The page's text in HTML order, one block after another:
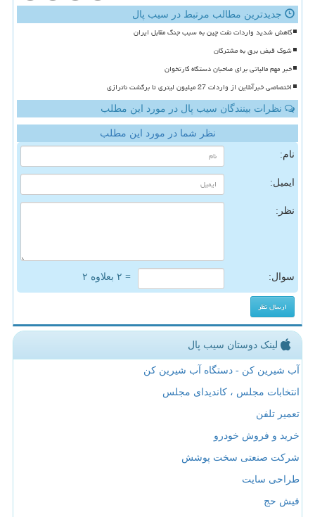
جدیدترین مطالب مرتبط در سیب پال
کاهش شدید واردات نفت چین به سبب جنگ مقابل ایران
شوک قبض برق به مشترکان
خبر مهم مالیاتی برای صاحبان دستگاه کارتخوان
اختصاصی خبرآنلاین از واردات 27 میلیون لیتری تا برگشت ناترازی
نظرات بینندگان سیب پال در مورد این مطلب
نظر شما در مورد این مطلب
نام:
ایمیل:
نظر:
سوال: = ۲ بعلاوه ۲
لینک دوستان سیب پال
آب شیرین کن - دستگاه آب شیرین کن
انتخابات مجلس ، کاندیدای مجلس
تعمیر تلفن
خرید و فروش خودرو
شرکت صنعتی سخت پوشش
طراحی سایت
فیش حج